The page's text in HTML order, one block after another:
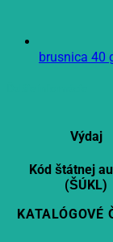
brusnica 40
Výdaj
Kód štátnej
(ŠÚKL)
KATALÓGOVÉ